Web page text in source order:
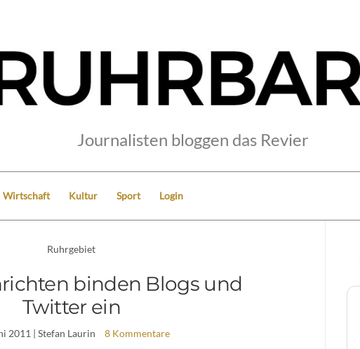
Journalisten bloggen das Revier
Wirtschaft Kultur Sport Login
Ruhrgebiet
binden Blogs und
Twitter ein
2011 | Stefan Laurin 8 Kommentare